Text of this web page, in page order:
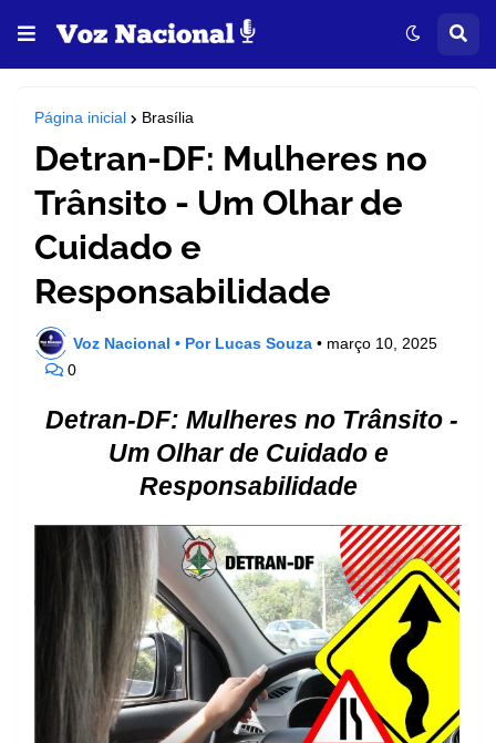
Página inicial Brasília
Detran-DF: Mulheres no
Trânsito - Um Olhar de
Cuidado e
Responsabilidade
Voz Nacional • Por Lucas Souza • março 10, 2025
0
Detran-DF: Mulheres no Trânsito -
Um Olhar de Cuidado e
Responsabilidade